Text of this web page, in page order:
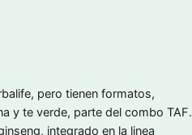
pero tienen formatos,
y te verde, parte del combo TAF.
integrado en la linea